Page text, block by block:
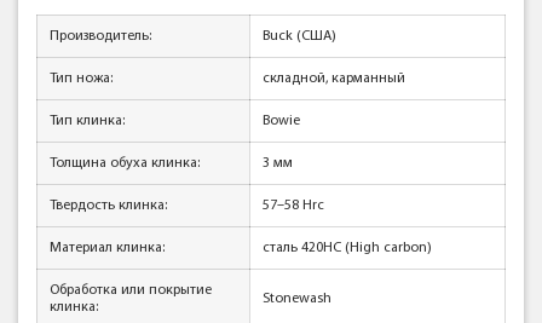
Производитель: Buck (США)
Тип ножа: складной, карманный
Тип клинка: Bowie
Толщина обуха клинка: 3 мм
Твердость клинка: 57–58 Hrc
Материал клинка: сталь 420НС (High carbon)
Обработка или покрытие
клинка:
Stonewash